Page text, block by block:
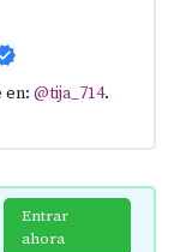
en: @tija_714.
Entrar
ahora